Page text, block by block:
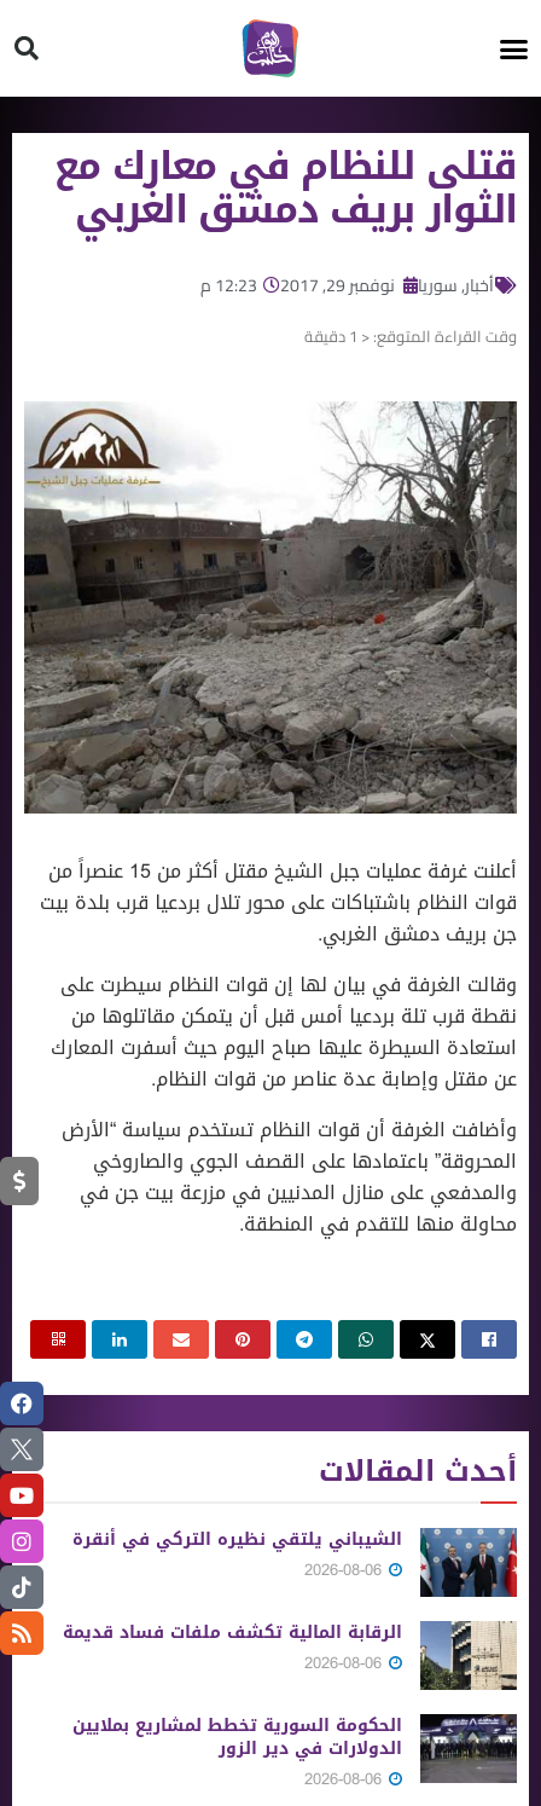
قتلى للنظام في معارك مع
الثوار بريف دمشق الغربي
أخبار,سوريا نوفمبر 29, 2017 12:23 م
وقت القراءة المتوقع:< 1 دقيقة
أعلنت غرفة عمليات جبل الشيخ مقتل أكثر من 15 عنصراً من
قوات النظام باشتباكات على محور تلال بردعيا قرب بلدة بيت
جن بريف دمشق الغربي.
وقالت الغرفة في بيان لها إن قوات النظام سيطرت على
نقطة قرب تلة بردعيا أمس قبل أن يتمكن مقاتلوها من
استعادة السيطرة عليها صباح اليوم حيث أسفرت المعارك
عن مقتل وإصابة عدة عناصر من قوات النظام.
وأضافت الغرفة أن قوات النظام تستخدم سياسة “الأرض
المحروقة” باعتمادها على القصف الجوي والصاروخي
والمدفعي على منازل المدنيين في مزرعة بيت جن في
محاولة منها للتقدم في المنطقة.
أحدث المقالات
الشيباني يلتقي نظيره التركي في أنقرة
الرقابة المالية تكشف ملفات فساد قديمة
الحكومة السورية تخطط لمشاريع بملايين
الدولارات في دير الزور